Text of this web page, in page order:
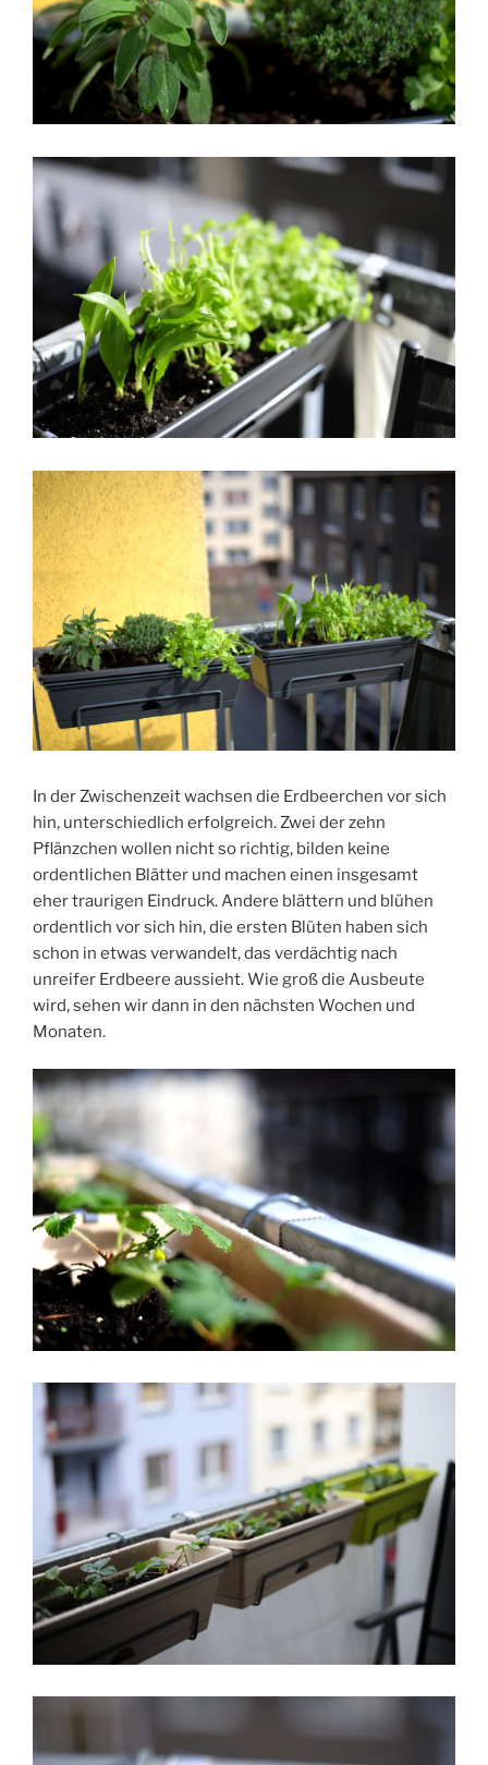
In der Zwischenzeit wachsen die Erdbeerchen vor sich
hin, unterschiedlich erfolgreich. Zwei der zehn
Pflänzchen wollen nicht so richtig, bilden keine
ordentlichen Blätter und machen einen insgesamt
eher traurigen Eindruck. Andere blättern und blühen
ordentlich vor sich hin, die ersten Blüten haben sich
schon in etwas verwandelt, das verdächtig nach
unreifer Erdbeere aussieht. Wie groß die Ausbeute
wird, sehen wir dann in den nächsten Wochen und
Monaten.